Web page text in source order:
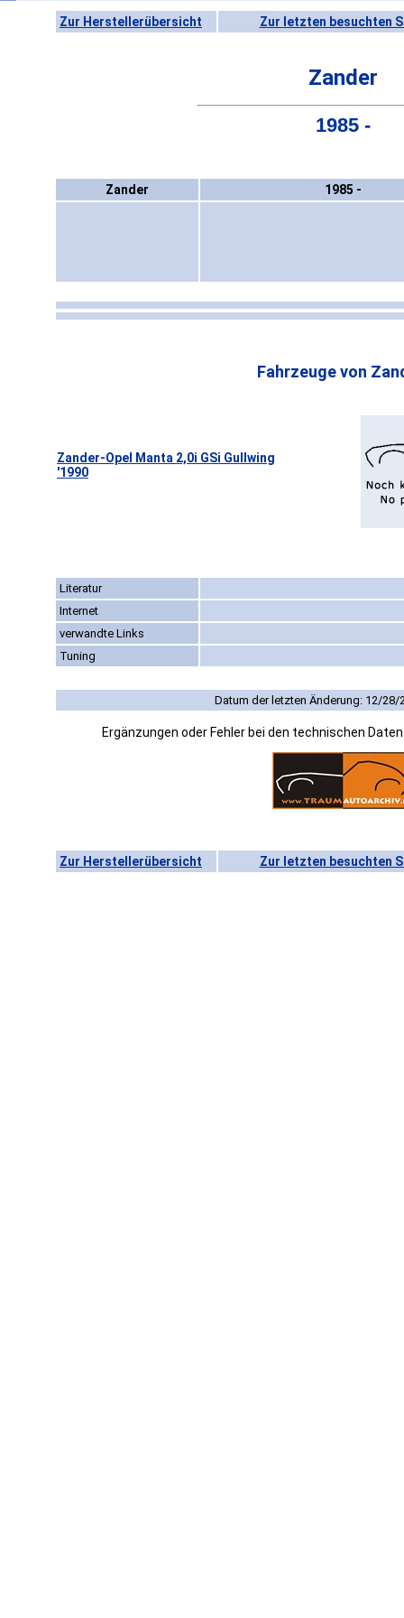
Zur Herstellerübersicht Zur letzten besuchten
Zander
1985 -
Zander 1985 -
Fahrzeuge von
Zander-Opel Manta 2,0i GSi Gullwing
'1990
Literatur
Internet
verwandte Links
Tuning
Datum der letzten Änderung: 12/28/
Ergänzungen oder Fehler bei den technischen
Zur Herstellerübersicht Zur letzten besuchten